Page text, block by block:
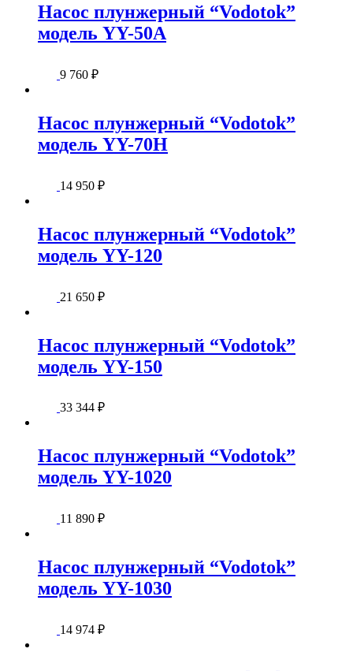
Насос плунжерный “Vodotok”
модель YY-50А
9 760 ₽
Насос плунжерный “Vodotok”
модель YY-70Н
14 950 ₽
Насос плунжерный “Vodotok”
модель YY-120
21 650 ₽
Насос плунжерный “Vodotok”
модель YY-150
33 344 ₽
Насос плунжерный “Vodotok”
модель YY-1020
11 890 ₽
Насос плунжерный “Vodotok”
модель YY-1030
14 974 ₽